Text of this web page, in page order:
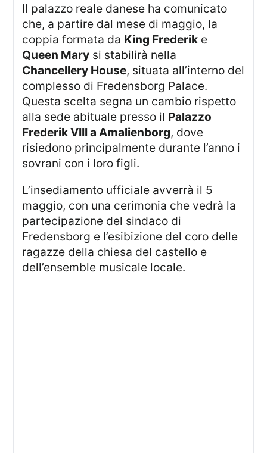
Il palazzo reale danese ha comunicato
che, a partire dal mese di maggio, la
coppia formata da King Frederik e
Queen Mary si stabilirà nella
Chancellery House, situata all’interno del
complesso di Fredensborg Palace.
Questa scelta segna un cambio rispetto
alla sede abituale presso il Palazzo
Frederik VIII a Amalienborg, dove
risiedono principalmente durante l’anno i
sovrani con i loro figli.
L’insediamento ufficiale avverrà il 5
maggio, con una cerimonia che vedrà la
partecipazione del sindaco di
Fredensborg e l’esibizione del coro delle
ragazze della chiesa del castello e
dell’ensemble musicale locale.